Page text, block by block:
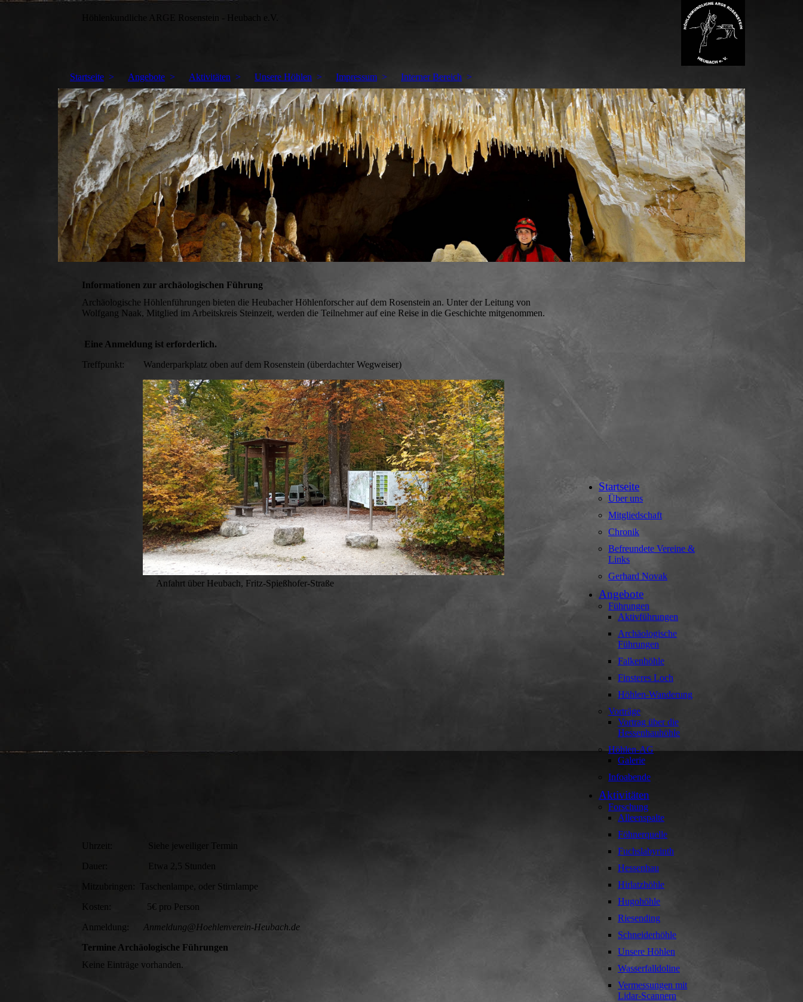
Höhlenkundliche ARGE Rosenstein - Heubach e.V.
Startseite Angebote Aktivitäten Unsere Höhlen Impressum Interner Bereich
Informationen zur archäologischen Führung
Archäologische Höhlenführungen bieten die Heubacher Höhlenforscher auf dem Rosenstein an. Unter der Leitung von
Wolfgang Naak, Mitglied im Arbeitskreis Steinzeit, werden die Teilnehmer auf eine Reise in die Geschichte mitgenommen.
Eine Anmeldung ist erforderlich.
Treffpunkt: Wanderparkplatz oben auf dem Rosenstein (überdachter Wegweiser)
Anfahrt über Heubach, Fritz-Spießhofer-Straße
Uhrzeit: Siehe jeweiliger Termin
Dauer: Etwa 2,5 Stunden
Mitzubringen: Taschenlampe, oder Stirnlampe
Kosten: 5€ pro Person
Anmeldung: Anmeldung@Hoehlenverein-Heubach.de
Termine Archäologische Führungen
Keine Einträge vorhanden.
Startseite
Über uns
Mitgliedschaft
Chronik
Befreundete Vereine &
Links
Gerhard Novak
Angebote
Führungen
Aktivführungen
Archäologische
Führungen
Falkenhöhle
Finsteres Loch
Höhlen-Wanderung
Vorträge
Vortrag über die
Hessenhauhöhle
Höhlen-AG
Galerie
Infoabende
Aktivitäten
Forschung
Alleenspalte
Föhnerquelle
Fuchslabyrinth
Hessenhau
Hirlatzhöhle
Hugohöhle
Riesending
Schneiderhöhle
Unsere Höhlen
Wasserfalldoline
Vermessungen mit
Lidar-Scannern